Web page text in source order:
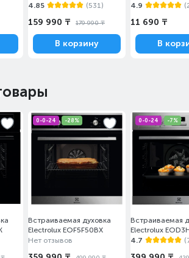
4.85
(531)
159 990 ₸ 179 990 ₸
В корзину
4.9
11 690 ₸
В
0-0-24 -28%
Встраиваемая духовка
Electrolux EOF5F50BX
Нет отзывов
0-0-24 -7%
Встраиваемая
Electrolux
4.7